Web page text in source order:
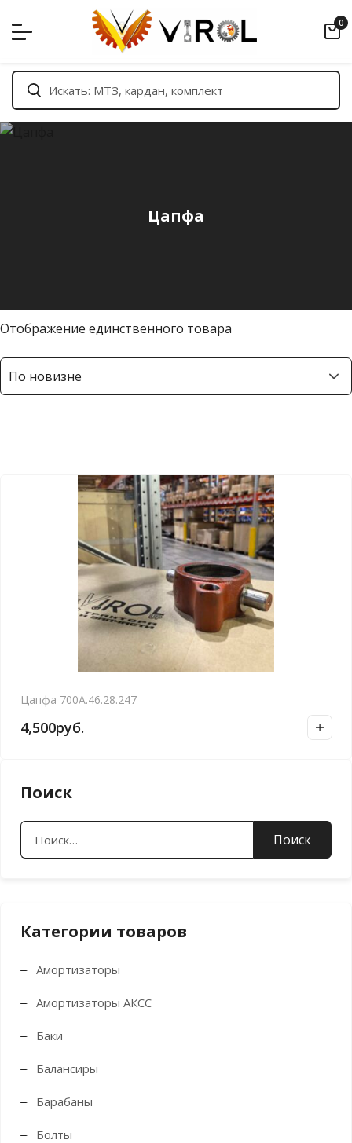
0
Цапфа
Отображение единственного товара
Цапфа 700А.46.28.247
4,500руб.
Поиск
Найти:
Категории товаров
Амортизаторы
Амортизаторы АКСС
Баки
Балансиры
Барабаны
Болты